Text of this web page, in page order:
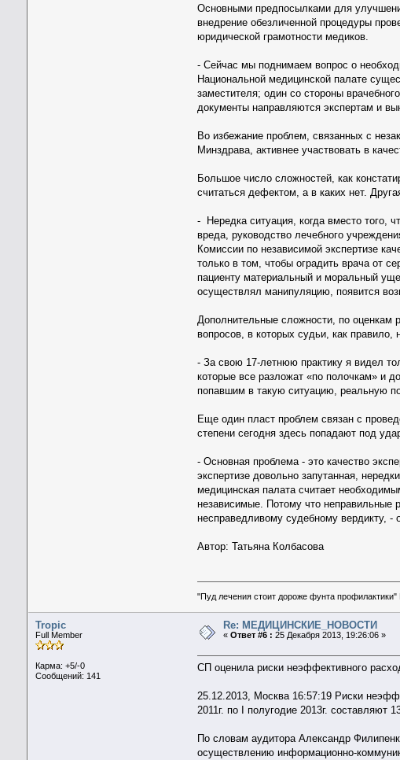
Основными предпосылками для
внедрение обезличенной процедуры
юридической грамотности медиков.
- Сейчас мы поднимаем вопрос о
Национальной медицинской палате
заместителя; один со стороны
документы направляются экспертам и
Во избежание проблем, связанных с
Минздрава, активнее участвовать в
Большое число сложностей, как
считаться дефектом, а в каких нет.
- Нередка ситуация, когда вместо того,
вреда, руководство лечебного
Комиссии по независимой экспертизе
только в том, чтобы оградить врача от
пациенту материальный и моральный
осуществлял манипуляцию, появится
Дополнительные сложности, по оценкам
вопросов, в которых судьи, как правило,
- За свою 17-летнюю практику я видел
которые все разложат «по полочкам» и
попавшим в такую ситуацию, реальную
Еще один пласт проблем связан с
степени сегодня здесь попадают под
- Основная проблема - это качество
экспертизе довольно запутанная,
медицинская палата считает
независимые. Потому что неправильные
несправедливому судебному вердикту, -
Автор: Татьяна Колбасова
"Пуд лечения стоит дороже фунта профилактики"
Tropic
Full Member
Карма: +5/-0
Сообщений: 141
Re: МЕДИЦИНСКИЕ_НОВОСТИ
« Ответ #6 : 25 Декабря 2013, 19:26:06 »
СП оценила риски неэффективного
25.12.2013, Москва 16:57:19 Риски
2011г. по I полугодие 2013г.
По словам аудитора Александр
осуществлению информационно-